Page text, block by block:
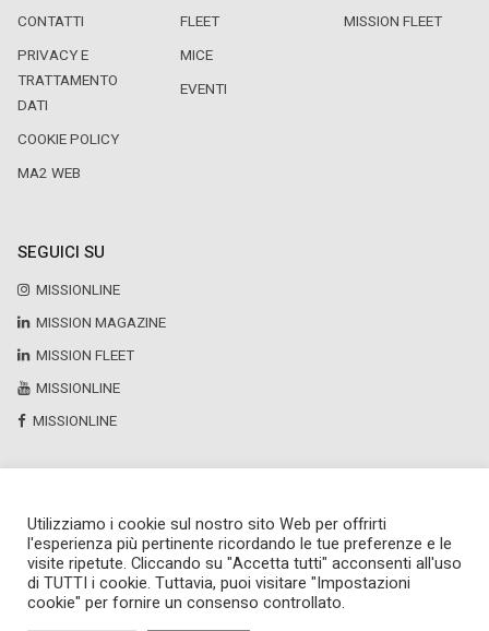
CONTATTI
PRIVACY E
TRATTAMENTO
DATI
COOKIE POLICY
MA2 WEB
FLEET
MICE
EVENTI
MISSION FLEET
SEGUICI SU
MISSIONLINE
MISSION MAGAZINE
MISSION FLEET
MISSIONLINE
MISSIONLINE
Copyright © 2025 by Newsteca
P.Iva 13171520151
Newsteca S.r.l.
Via Larga, 6
Utilizziamo i cookie sul nostro sito Web per offrirti
l'esperienza più pertinente ricordando le tue preferenze e le
visite ripetute. Cliccando su "Accetta tutti" acconsenti all'uso
di TUTTI i cookie. Tuttavia, puoi visitare "Impostazioni
cookie" per fornire un consenso controllato.